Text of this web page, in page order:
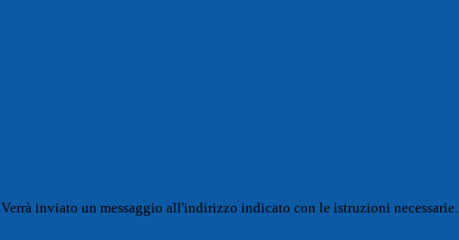
Verrà inviato un messaggio all'indirizzo indicato con le istruzioni necessarie.